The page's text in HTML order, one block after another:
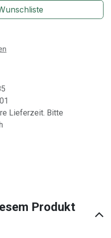
Lieferzeit. Bitte
Produkt